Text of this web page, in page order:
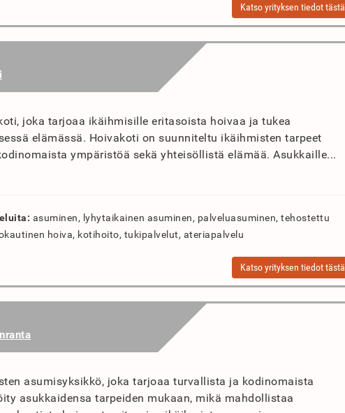
Katso yrityksen tiedot tästä
joka tarjoaa ikäihmisille eritasoista hoivaa ja tukea
elämässä. Hoivakoti on suunniteltu ikäihmisten tarpeet
ympäristöä sekä yhteisöllistä elämää. Asukkaille...
asuminen, lyhytaikainen asuminen, palveluasuminen, tehostettu
hoiva, kotihoito, tukipalvelut, ateriapalvelu
Katso yrityksen tiedot tästä
asumisyksikkö, joka tarjoaa turvallista ja kodinomaista
asukkaidensa tarpeiden mukaan, mikä mahdollistaa